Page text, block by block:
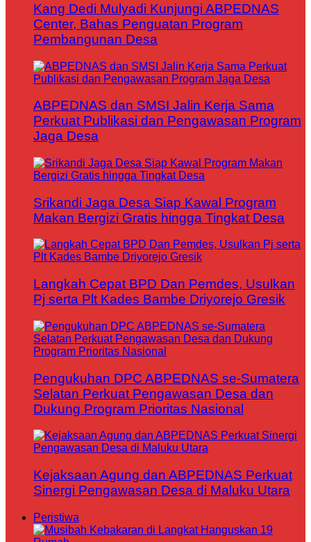
Kang Dedi Mulyadi Kunjungi ABPEDNAS
Center, Bahas Penguatan Program
Pembangunan Desa
ABPEDNAS dan SMSI Jalin Kerja Sama
Perkuat Publikasi dan Pengawasan Program
Jaga Desa
Srikandi Jaga Desa Siap Kawal Program
Makan Bergizi Gratis hingga Tingkat Desa
Langkah Cepat BPD Dan Pemdes, Usulkan
Pj serta Plt Kades Bambe Driyorejo Gresik
Pengukuhan DPC ABPEDNAS se-Sumatera
Selatan Perkuat Pengawasan Desa dan
Dukung Program Prioritas Nasional
Kejaksaan Agung dan ABPEDNAS Perkuat
Sinergi Pengawasan Desa di Maluku Utara
Peristiwa